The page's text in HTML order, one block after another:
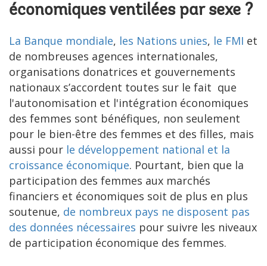
économiques ventilées par sexe ?
La Banque mondiale, les Nations unies, le FMI et
de nombreuses agences internationales,
organisations donatrices et gouvernements
nationaux s’accordent toutes sur le fait que
l'autonomisation et l'intégration économiques
des femmes sont bénéfiques, non seulement
pour le bien-être des femmes et des filles, mais
aussi pour le développement national et la
croissance économique. Pourtant, bien que la
participation des femmes aux marchés
financiers et économiques soit de plus en plus
soutenue, de nombreux pays ne disposent pas
des données nécessaires pour suivre les niveaux
de participation économique des femmes.